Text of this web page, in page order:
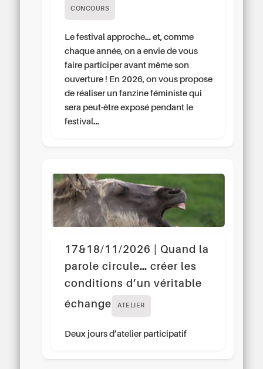
CONCOURS
Le festival approche… et, comme
chaque année, on a envie de vous
faire participer avant même son
ouverture ! En 2026, on vous propose
de réaliser un fanzine féministe qui
sera peut-être exposé pendant le
festival…
17&18/11/2026 | Quand la
parole circule… créer les
conditions d’un véritable
échange
ATELIER
Deux jours d’atelier participatif